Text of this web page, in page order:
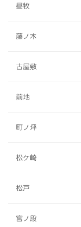
昼牧
藤ノ木
古屋敷
前地
町ノ坪
松ケ崎
松戸
宮ノ段